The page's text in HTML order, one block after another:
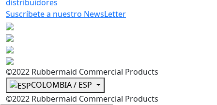
distribuidores
Suscríbete a nuestro NewsLetter
©2022 Rubbermaid Commercial Products
COLOMBIA / ESP
©2022 Rubbermaid Commercial Products